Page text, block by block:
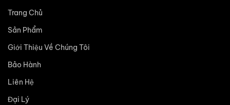
Trang Chủ
Sản Phẩm
Giới Thiệu Về Chúng Tôi
Bảo Hành
Liên Hệ
Đại Lý